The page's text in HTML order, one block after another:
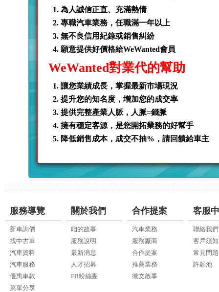
為人誠信正直、充滿熱情
專職汽車業務，任職滿一年以上
無不良信用紀錄或銷售糾紛
願意提供好價格給WeWanted會員
WeWanted對業代的幫助
讓您業績成長，掌握最新市場現況
提升您的知名度，增加您的成交率
提供完整產業人脈，人脈=錢脈
擁有穩定客源，是您開拓業務的好幫手
降低銷售成本，成交不抽%，請回饋給車主
服務導覽
新車詢價
找中古車
汽車資料
汽車服務
優惠車款
菜單分享
關於我們
咱的故事
服務說明
最新消息
人才招募
FB粉絲團
合作提案
汽車業務
服務廠商
合作提案
推薦業務
徵文啟事
客服
聯絡我們
客戶須知
常見問題
許願池